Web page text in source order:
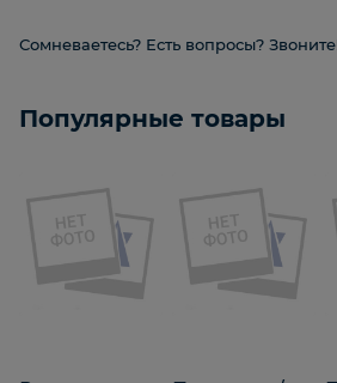
Сомневаетесь? Есть вопросы?
Популярные товары